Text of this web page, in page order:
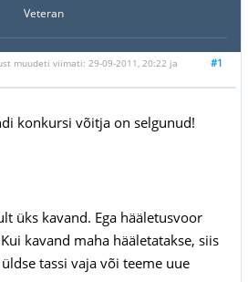
Veteran
#1
muudeti viimati: 29-09-2011, 20:22 ja
konkursi võitja on selgunud!
üks kavand. Ega hääletusvoor
kavand maha hääletatakse, siis
tassi vaja või teeme uue